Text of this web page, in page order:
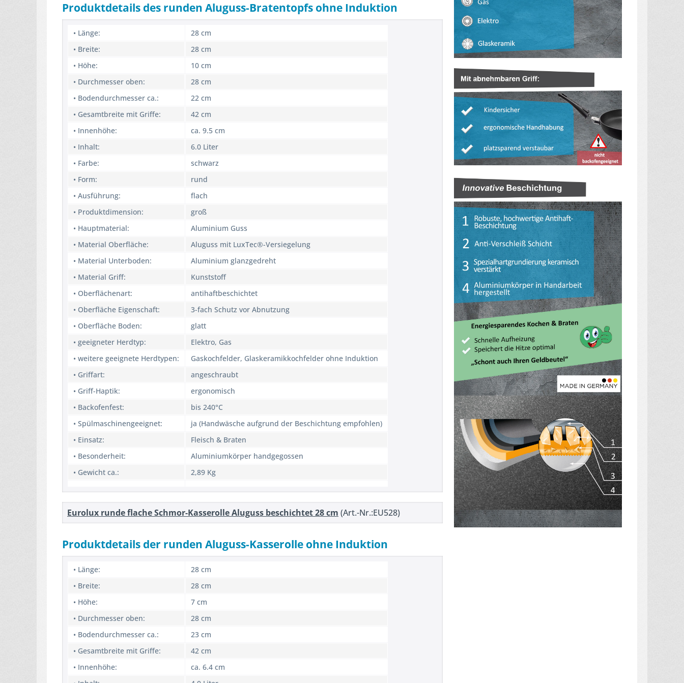
Produktdetails des runden Aluguss-Bratentopfs ohne Induktion
• Länge:
28 cm
• Breite:
28 cm
• Höhe:
10 cm
• Durchmesser oben:
28 cm
• Bodendurchmesser ca.:
22 cm
• Gesamtbreite mit Griffe:
42 cm
• Innenhöhe:
ca. 9.5 cm
• Inhalt:
6.0 Liter
• Farbe:
schwarz
• Form:
rund
• Ausführung:
flach
• Produktdimension:
groß
• Hauptmaterial:
Aluminium Guss
• Material Oberfläche:
Aluguss mit LuxTec®-Versiegelung
• Material Unterboden:
Aluminium glanzgedreht
• Material Griff:
Kunststoff
• Oberflächenart:
antihaftbeschichtet
• Oberfläche Eigenschaft:
3-fach Schutz vor Abnutzung
• Oberfläche Boden:
glatt
• geeigneter Herdtyp:
Elektro, Gas
• weitere geeignete Herdtypen:
Gaskochfelder, Glaskeramikkochfelder ohne Induktion
• Griffart:
angeschraubt
• Griff-Haptik:
ergonomisch
• Backofenfest:
bis 240°C
• Spülmaschinengeeignet:
ja (Handwäsche aufgrund der Beschichtung empfohlen)
• Einsatz:
Fleisch & Braten
• Besonderheit:
Aluminiumkörper handgegossen
• Gewicht ca.:
2,89 Kg
Eurolux runde flache Schmor-Kasserolle Aluguss beschichtet 28 cm (Art.-Nr.:EU528)
Produktdetails der runden Aluguss-Kasserolle ohne Induktion
• Länge:
28 cm
• Breite:
28 cm
• Höhe:
7 cm
• Durchmesser oben:
28 cm
• Bodendurchmesser ca.:
23 cm
• Gesamtbreite mit Griffe:
42 cm
• Innenhöhe:
ca. 6.4 cm